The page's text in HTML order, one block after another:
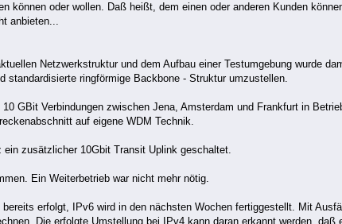
können oder wollen. Daß heißt, dem einen oder anderen Kunden
anbieten...
Netzwerkstruktur und dem Aufbau einer Testumgebung wurde
standardisierte ringförmige Backbone - Struktur umzustellen.
GBit Verbindungen zwischen Jena, Amsterdam und Frankfurt in
auf eigene WDM Technik.
ein zusätzlicher 10Gbit Transit Uplink geschaltet.
Ein Weiterbetrieb war nicht mehr nötig.
erfolgt, IPv6 wird in den nächsten Wochen fertiggestellt. Mit
Die erfolgte Umstellung bei IPv4 kann daran erkannt werden, daß